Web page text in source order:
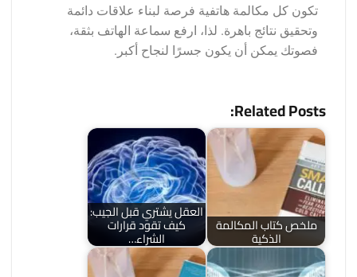
تكون كل مكالمة هاتفية فرصة لبناء علاقات دائمة
وتحقيق نتائج باهرة. لذا، ارفع سماعة الهاتف بثقة،
فصوتك يمكن أن يكون جسرًا لنجاح أكبر.
Related Posts:
ملخص كتاب المكالمة
الذكية
العقل يشتري قبل الجيب:
كيف تقود قرارات
الشراء…